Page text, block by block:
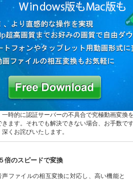
時的に認証サーバーの不具合で究極動画変
ます。それでも解決できない場合、お手数
くお詫びいたします。
倍のスピードで変換
ファイルの相互変換に対応し、高い機能と